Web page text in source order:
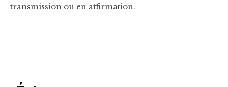
transmission ou en affirmation.